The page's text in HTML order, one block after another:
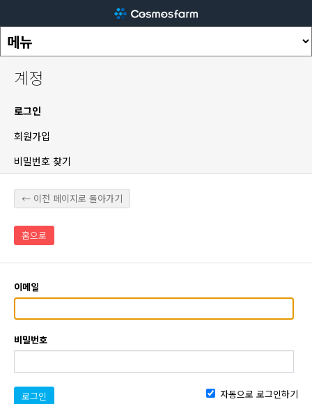
계정
로그인
회원가입
비밀번호 찾기
← 이전 페이지로 돌아가기
홈으로
이메일
비밀번호
로그인 자동으로 로그인하기